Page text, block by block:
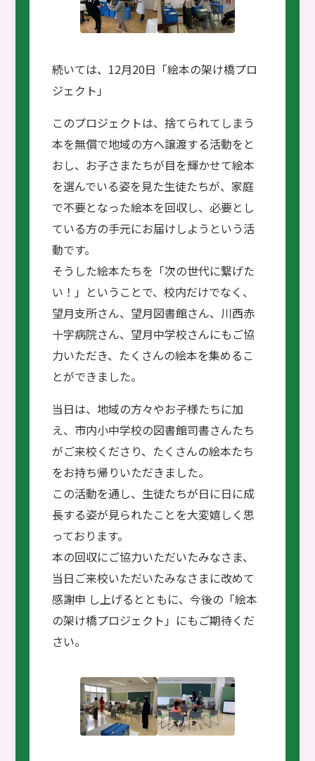
続いては、12月20日「絵本の架け橋プロ
ジェクト」
このプロジェクトは、捨てられてしまう
本を無償で地域の方へ譲渡する活動をと
おし、お子さまたちが目を輝かせて絵本
を選んでいる姿を見た生徒たちが、家庭
で不要となった絵本を回収し、必要とし
ている方の手元にお届けしようという活
動です。
そうした絵本たちを「次の世代に繋げた
い！」ということで、校内だけでなく、
望月支所さん、望月図書館さん、川西赤
十字病院さん、望月中学校さんにもご協
力いただき、たくさんの絵本を集めるこ
とができました。
当日は、地域の方々やお子様たちに加
え、市内小中学校の図書館司書さんたち
がご来校くださり、たくさんの絵本たち
をお持ち帰りいただきました。
この活動を通し、生徒たちが日に日に成
長する姿が見られたことを大変嬉しく思
っております。
本の回収にご協力いただいたみなさま、
当日ご来校いただいたみなさまに改めて
感謝申 し上げるとともに、今後の「絵本
の架け橋プロジェクト」にもご期待くだ
さい。